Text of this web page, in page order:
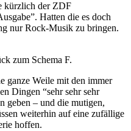
kürzlich der ZDF
Hatten die es doch
nur Rock-Musik zu bringen.
zum Schema F.
ganze Weile mit den immer
Dingen “sehr sehr sehr
geben – und die mutigen,
weiterhin auf eine zufällige
hoffen.